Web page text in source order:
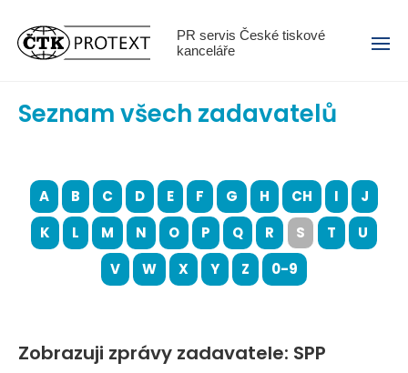
PR servis České tiskové
kanceláře
Menu
Seznam všech zadavatelů
A B C D E F G H CH I
J
K
L M N O P Q R S T
U
V
W X Y Z 0-9
Zobrazuji zprávy zadavatele: SPP